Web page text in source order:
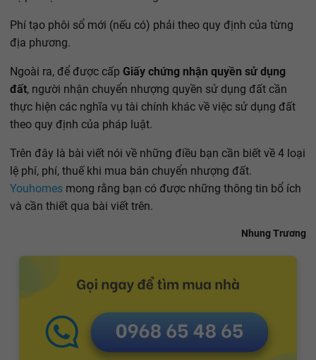
Phí tạo phôi sổ mới (nếu có) phải theo quy định của từng
địa phương.
Ngoài ra, để được cấp Giấy chứng nhận quyền sử dụng
đất, người nhận chuyển nhượng quyền sử dụng đất cần
thực hiện các nghĩa vụ tài chính khác về việc sử dụng đất
theo quy định của pháp luật.
Trên đây là bài viết nói về những điều bạn cần biết về 4 loại
lệ phí, phí, thuế khi mua bán chuyển nhượng đất.
Youhomes mong rằng bạn có được những thông tin bổ ích
và cần thiết qua bài viết trên.
Nhung Trương